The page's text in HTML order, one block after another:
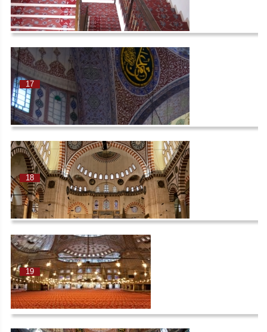
17
18
19